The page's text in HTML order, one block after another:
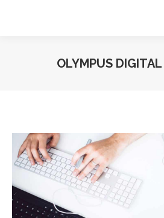
OLYMPUS